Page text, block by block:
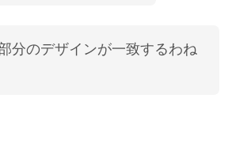
分のデザインが一致するわね